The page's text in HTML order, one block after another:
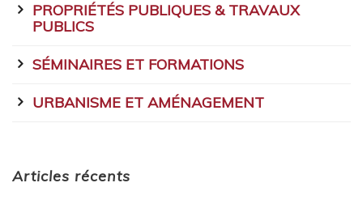
PROPRIÉTÉS PUBLIQUES & TRAVAUX
PUBLICS
SÉMINAIRES ET FORMATIONS
URBANISME ET AMÉNAGEMENT
Articles récents